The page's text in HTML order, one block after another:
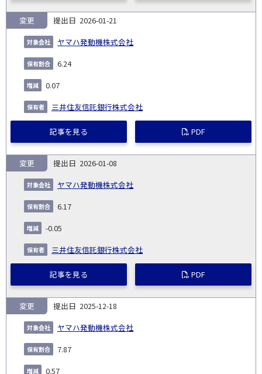
2026-01-21
ヤマハ発動機株式会社
変更
6.24
0.07
三井住友信託銀行株式会社
記事を見る PDF
2026-01-08
ヤマハ発動機株式会社
変更
6.17
-0.05
三井住友信託銀行株式会社
記事を見る PDF
2025-12-18
ヤマハ発動機株式会社
変更
7.87
0.57